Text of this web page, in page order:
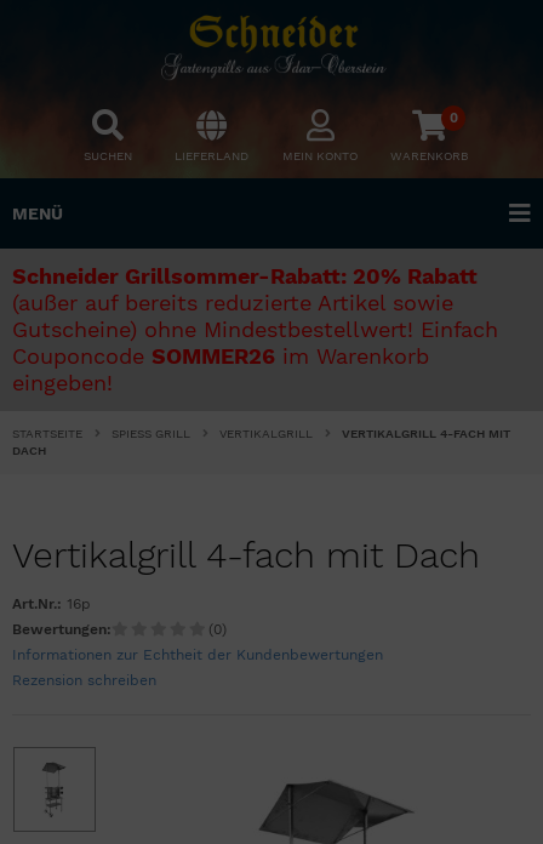
SUCHEN LIEFERLAND MEIN KONTO
0
WARENKORB
MENÜ
Schneider Grillsommer-Rabatt: 20% Rabatt
(außer auf bereits reduzierte Artikel sowie
Gutscheine) ohne Mindestbestellwert! Einfach
Couponcode SOMMER26 im Warenkorb
eingeben!
STARTSEITE SPIESS GRILL VERTIKALGRILL
VERTIKALGRILL 4-FACH MIT
DACH
Vertikalgrill 4-fach mit Dach
Art.Nr.: 16p
Bewertungen:
(0)
Informationen zur Echtheit der Kundenbewertungen
Rezension schreiben